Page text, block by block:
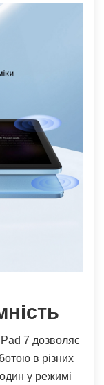
7 дозволяє
в різних
у режимі